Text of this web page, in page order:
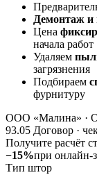
Демонтаж и
Цена
начала работ
Удаляем
загрязнения
Подбираем
фурнитуру
ООО «Малина» ·
93.05 Договор ·
Получите расчёт
−15%при онлайн-
Тип штор